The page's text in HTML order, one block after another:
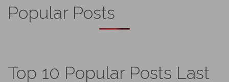
Popular Posts
Top 10 Popular Posts Last